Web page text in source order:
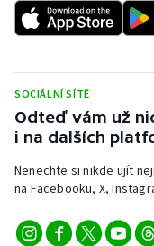
SOCIÁLNÍ SÍTĚ
Odteď vám už
i na dalších
Nenechte si nikde ujít
na Facebooku, X,